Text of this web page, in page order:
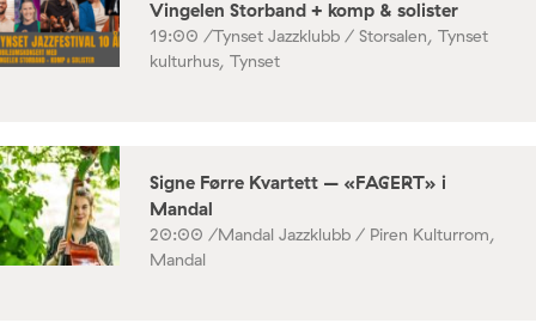
Vingelen Storband + komp & solister
19:00 /Tynset Jazzklubb / Storsalen, Tynset
kulturhus, Tynset
Signe Førre Kvartett – «FAGERT» i
Mandal
20:00 /Mandal Jazzklubb / Piren Kulturrom,
Mandal